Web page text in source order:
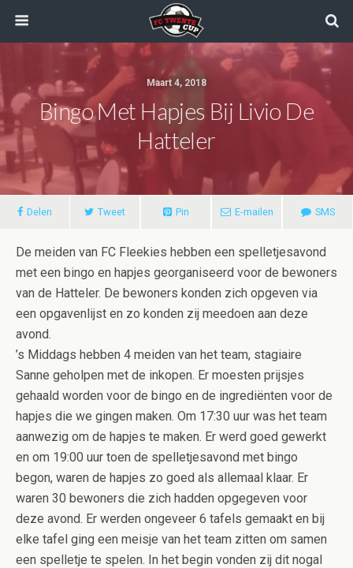
Maart 4, 2018
Bingo Met Hapjes Bij Livio De
Hatteler
Delen Tweet Pin E-mailen SMS
De meiden van FC Fleekies hebben een spelletjesavond
met een bingo en hapjes georganiseerd voor de bewoners
van de Hatteler. De bewoners konden zich opgeven via
een opgavenlijst en zo konden zij meedoen aan deze
avond.
’s Middags hebben 4 meiden van het team, stagiaire
Sanne geholpen met de inkopen. Er moesten prijsjes
gehaald worden voor de bingo en de ingrediënten voor de
hapjes die we gingen maken. Om 17:30 uur was het team
aanwezig om de hapjes te maken. Er werd goed gewerkt
en om 19:00 uur toen de spelletjesavond met bingo
begon, waren de hapjes zo goed als allemaal klaar. Er
waren 30 bewoners die zich hadden opgegeven voor
deze avond. Er werden ongeveer 6 tafels gemaakt en bij
elke tafel ging een meisje van het team zitten om samen
een spelletje te spelen. In het begin vonden zij dit nogal